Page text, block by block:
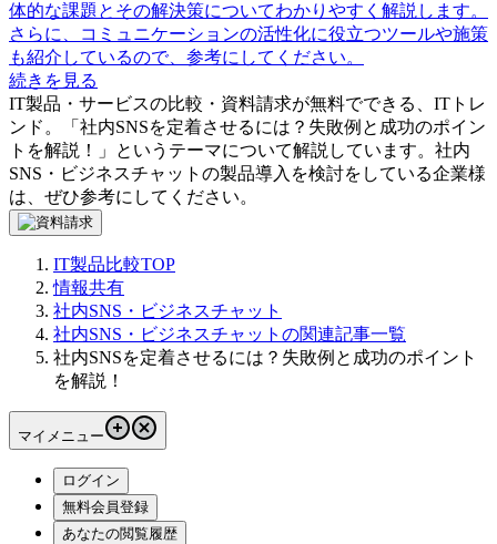
体的な課題とその解決策についてわかりやすく解説します。
さらに、コミュニケーションの活性化に役立つツールや施策
も紹介しているので、参考にしてください。
続きを見る
IT製品・サービスの比較・資料請求が無料でできる、ITトレ
ンド。「 社内SNSを定着させるには？失敗例と成功のポイン
トを解説！
」というテーマについて解説しています。 社内
SNS・ビジネスチャット の製品導入を検討をしている企業様
は、ぜひ参考にしてください。
IT製品比較TOP
情報共有
社内SNS・ビジネスチャット
社内SNS・ビジネスチャットの関連記事一覧
社内SNSを定着させるには？失敗例と成功のポイント
を解説！
マイメニュー
ログイン
無料会員登録
あなたの閲覧履歴